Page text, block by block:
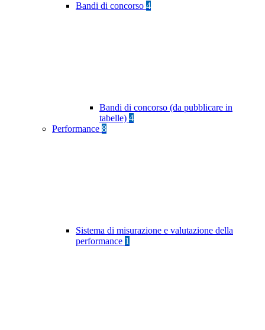
Bandi di concorso 4
Bandi di concorso (da pubblicare in
tabelle) 4
Performance 8
Sistema di misurazione e valutazione della
performance 1